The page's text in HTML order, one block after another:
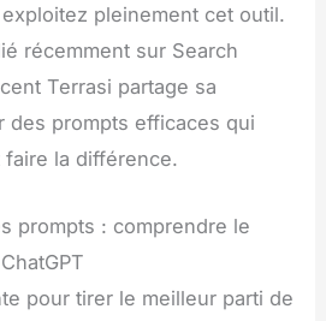
pleinement cet outil.
récemment sur Search
Terrasi partage sa
des prompts efficaces qui
la différence.
prompts : comprendre le
pour tirer le meilleur parti de